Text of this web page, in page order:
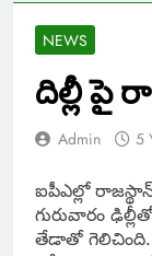
NEWS
దిల్లీ పై
Admin 5
ఐపీఎల్లో
గురువారం
తేడాతో గెలిచింది.